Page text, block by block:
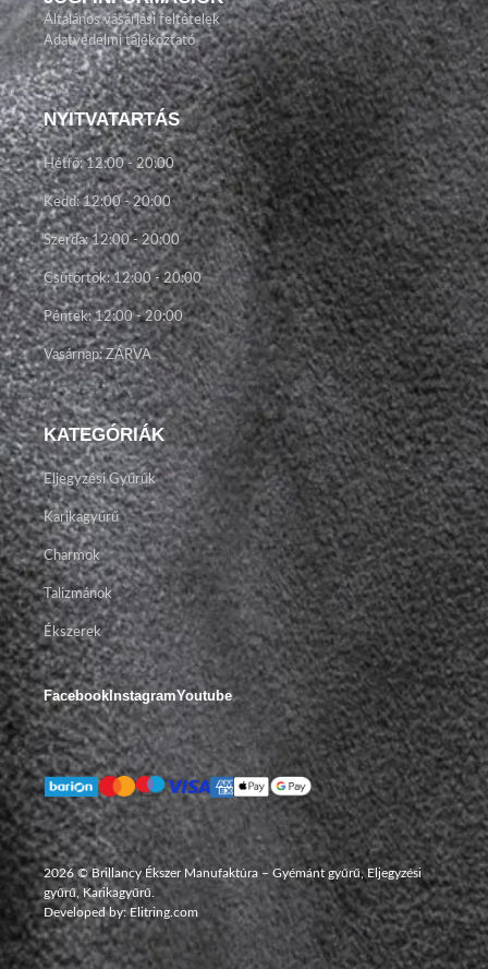
Általános vásárlási feltételek
Adatvédelmi tájékoztató
NYITVATARTÁS
Hétfő: 12:00 - 20:00
Kedd: 12:00 - 20:00
Szerda: 12:00 - 20:00
Csütörtök: 12:00 - 20:00
Péntek: 12:00 - 20:00
Vasárnap: ZÁRVA
KATEGÓRIÁK
Eljegyzési Gyűrűk
Karikagyűrű
Charmok
Talizmánok
Ékszerek
FacebookInstagramYoutube
2026 © Brillancy Ékszer Manufaktúra – Gyémánt gyűrű, Eljegyzési
gyűrű, Karikagyűrű.
Developed by: Elitring.com